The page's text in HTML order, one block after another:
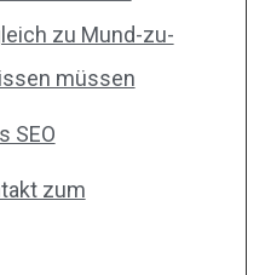
zu Mund-zu-
müssen
SEO
zum